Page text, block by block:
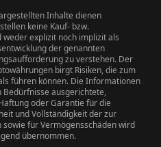
Inhalte dienen
keine Kauf- bzw.
weder explizit noch implizit als
der genannten
zu verstehen. Der
birgt Risiken, die zum
führen können. Die Informationen
ausgerichtete,
oder Garantie für die
und Vollständigkeit der zur
für Vermögensschäden wird
übernommen.